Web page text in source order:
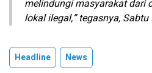
melindungi masyarakat dari
lokal ilegal,” tegasnya,
Headline News